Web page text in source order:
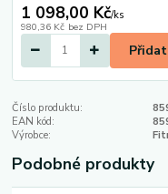
1 098,00 Kč/ks
980,36 Kč bez DPH
Číslo produktu:
EAN kód:
Výrobce:
Podobné produkty